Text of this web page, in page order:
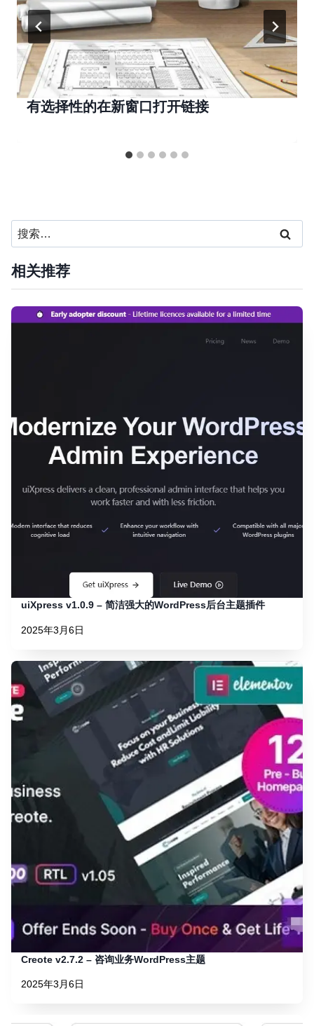
有选择性的在新窗口打开链接
搜
索：
相关推荐
uiXpress v1.0.9 – 简洁强大的WordPress后台主题插件
2025年3月6日
Creote v2.7.2 – 咨询业务WordPress主题
2025年3月6日